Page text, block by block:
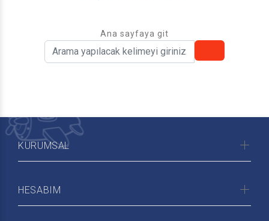
Ana sayfaya git
KURUMSAL
HESABIM